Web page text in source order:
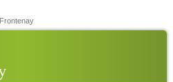
Frontenay